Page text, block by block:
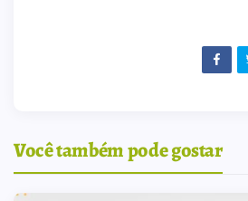
Você também pode gostar